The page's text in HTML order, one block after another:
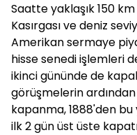
Saatte yaklaşık 150
Kasırgası ve deniz
Amerikan sermaye
hisse senedi işlemleri
ikinci gününde de
görüşmelerin ardından
kapanma, 1888'den
ilk 2 gün üst üste